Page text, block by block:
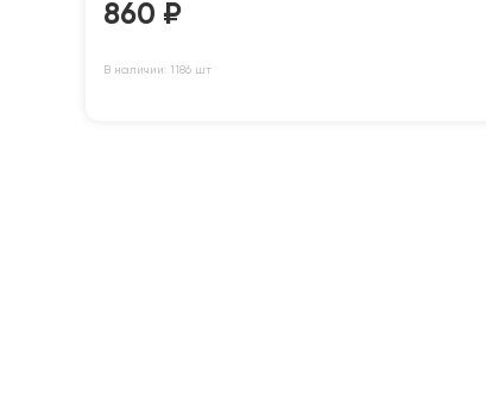
860 ₽
В наличии: 1186 шт